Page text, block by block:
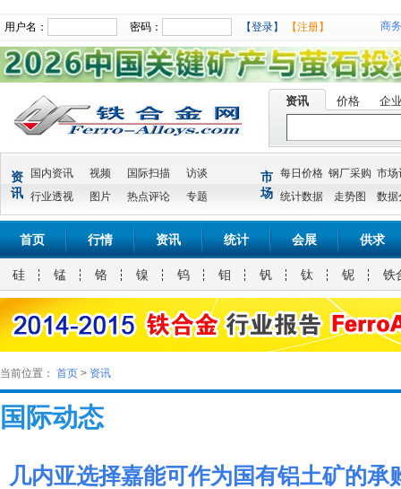
用户名： 密码： 【登录】 【注册】 商
资讯 价格 企
资
讯
国内资讯 视频 国际扫描
访谈
行业透视
图片 热点评论 专题
市
场
每日价格 钢厂采购 市场
统计数据
走势图 数据
首页 行情 资讯 统计 会展 供求
硅 锰 铬 镍 钨 钼 钒 钛 铌 铁
当前位置： 首页 > 资讯
国际动态
几内亚选择嘉能可作为国有铝土矿的承